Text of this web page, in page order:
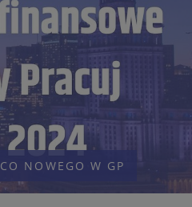
CO NOWEGO W GP